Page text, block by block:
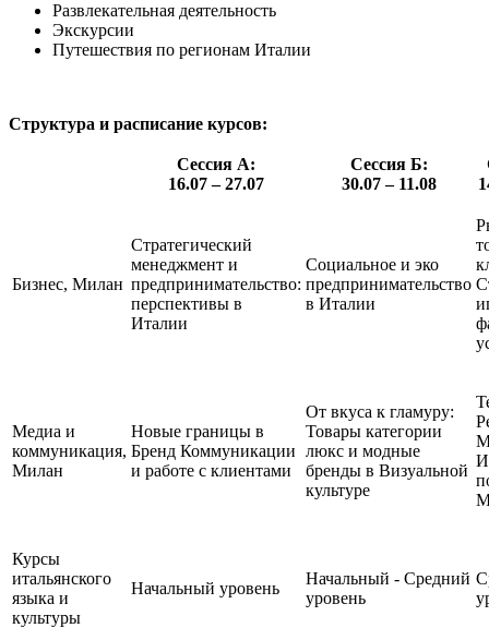
Развлекательная деятельность
Экскурсии
Путешествия по регионам Италии
Структура и расписание курсов:
Сессия А:
16.07 – 27.07
Сессия Б:
30.07 – 11.08
Бизнес, Милан
Стратегический
менеджмент и
предпринимательство:
перспективы в
Италии
Социальное и эко
предпринимательство
в Италии
Медиа и
коммуникация,
Милан
Новые границы в
Бренд Коммуникации
и работе с клиентами
От вкуса к гламуру:
Товары категории
люкс и модные
бренды в Визуальной
культуре
Курсы
итальянского
языка и
культуры
Начальный уровень
Начальный - Средний
уровень